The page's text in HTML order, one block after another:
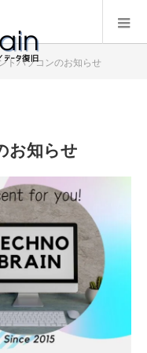
トパソコンのお知らせ
お知らせ